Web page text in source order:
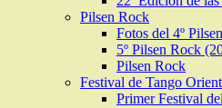
Pilsen Rock
Fotos del 4º
5º Pilsen Rock
Pilsen Rock
Festival de Tango
Primer Festival